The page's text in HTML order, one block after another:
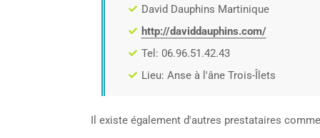
David Dauphins Martinique
http://daviddauphins.com/
Tel: 06.96.51.42.43
Lieu: Anse à l'âne Trois-Îlets
Il existe également d'autres prestataires